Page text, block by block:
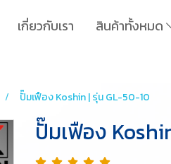
เกี่ยวกับเรา สินค้าทั้งหมด
ปั๊มเฟือง Koshin | รุ่น GL-50-10
ปั๊มเฟือง